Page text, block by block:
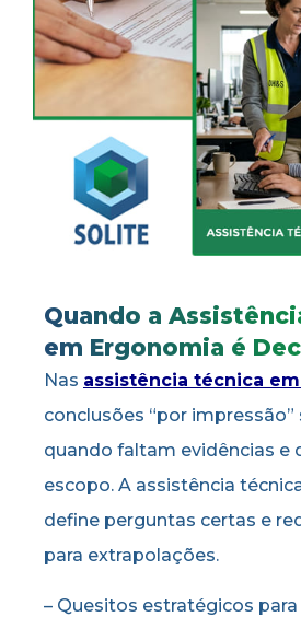
Quando a
em Ergonomia é
Nas assistência técnica
conclusões “por
quando faltam evidências e
escopo. A assistência
define perguntas certas e
para extrapolações.
– Quesitos estratégicos